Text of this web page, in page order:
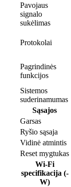
Pavojaus
signalo
sukėlimas
Protokolai
Pagrindinės
funkcijos
Sistemos
suderinamumas
Sąsajos
Garsas
Ryšio sąsaja
Vidinė atmintis
Reset mygtukas
Wi-Fi
specifikacija (-
W)